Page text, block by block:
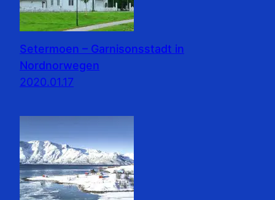
Setermoen – Garnisonsstadt in
Nordnorwegen
2020.01.17